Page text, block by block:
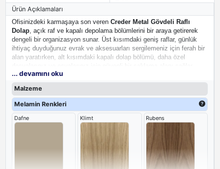
Ürün Açıklamaları
Ofisinizdeki karmaşaya son veren Creder Metal Gövdeli Raflı
Dolap, açık raf ve kapalı depolama bölümlerini bir araya getirerek
dengeli bir organizasyon sunar. Üst kısımdaki geniş raflar, günlük
ihtiyaç duyduğunuz evrak ve aksesuarları sergilemeniz için ferah bir
alan yaratırken, alt kısımdaki kapalı dolap bölümü, daha özel
Modern ve yalın tasarımı sayesinde ofis mobilyalarınızla kusursuz
bir bütünlük oluşturur.
... devamını oku
Malzeme
Melamin Renkleri
Dafne Klimt Rubens